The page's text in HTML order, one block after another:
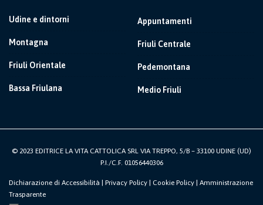
Udine e dintorni
Montagna
Friuli Orientale
Bassa Friulana
Appuntamenti
Friuli Centrale
Pedemontana
Medio Friuli
© 2023 EDITRICE LA VITA CATTOLICA SRL VIA TREPPO, 5/B – 33100 UDINE (UD)
P.I./C.F. 01056440306
Dichiarazione di Accessibilità Privacy Policy Cookie Policy
Amministrazione
Trasparente